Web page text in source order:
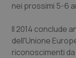
Quotidiano
nei prossimi 5-6
Il 2014 conclude
dell'Unione
riconoscimenti